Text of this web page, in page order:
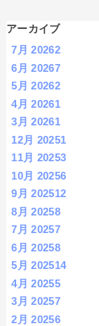
アーカイブ
7月 20262
6月 20267
5月 20262
4月 20261
3月 20261
12月 20251
11月 20253
10月 20256
9月 202512
8月 20258
7月 20257
6月 20258
5月 202514
4月 20255
3月 20257
2月 20256